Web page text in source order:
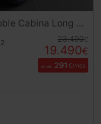
Combi 5 Plazas (2022) | Desde 291€/mes
23.490€
19.490€
desde 291 €/mes